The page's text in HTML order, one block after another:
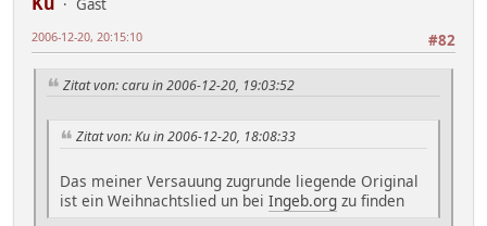
Gast
#82
2006-12-20, 20:15:10
Zitat von: caru in 2006-12-20, 19:03:52
Zitat von: Ku in 2006-12-20, 18:08:33
Das meiner Versauung zugrunde liegende Original
ist ein Weihnachtslied un bei Ingeb.org zu finden